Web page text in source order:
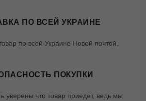
ПО ВСЕЙ УКРАИНЕ
по всей Украине Новой почтой.
ПОКУПКИ
уверены что товар приедет, ведь мы